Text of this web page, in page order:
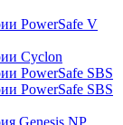
PowerSafe V
Cyclon
PowerSafe SBS
PowerSafe SBS
Genesis NP